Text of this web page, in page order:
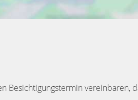
Besichtigungstermin